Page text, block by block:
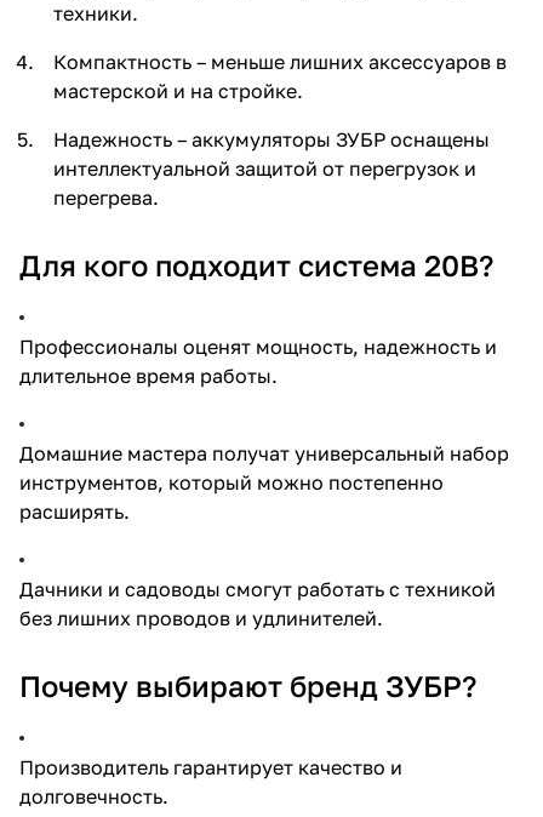
техники.
Компактность – меньше лишних аксессуаров в
мастерской и на стройке.
Надежность – аккумуляторы ЗУБР оснащены
интеллектуальной защитой от перегрузок и
перегрева.
Для кого подходит система 20В?
Профессионалы оценят мощность, надежность и
длительное время работы.
Домашние мастера получат универсальный набор
инструментов, который можно постепенно
расширять.
Дачники и садоводы смогут работать с техникой
без лишних проводов и удлинителей.
Почему выбирают бренд ЗУБР?
Производитель гарантирует качество и
долговечность.